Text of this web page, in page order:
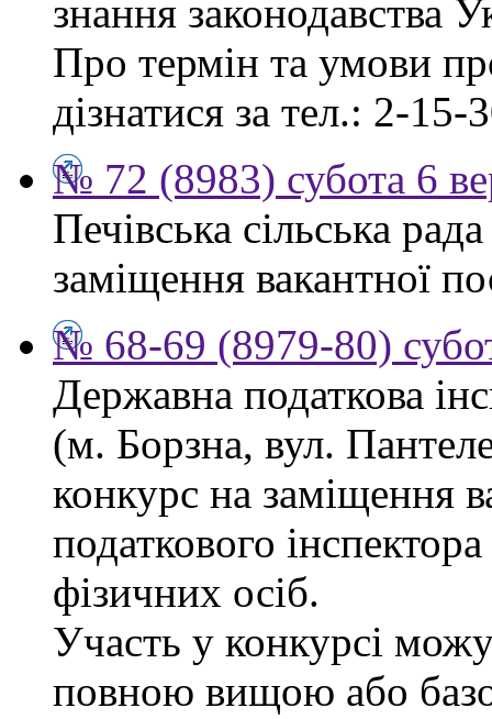
знання законодавства
Про термін та умови
дізнатися за тел.: 2-
№ 72 (8983) субота 6
Печівська сільська
заміщення вакантної
№ 68-69 (8979-80)
Державна податкова
(м. Борзна, вул.
конкурс на заміщення
податкового
фізичних осіб.
Участь у конкурсі
повною вищою або